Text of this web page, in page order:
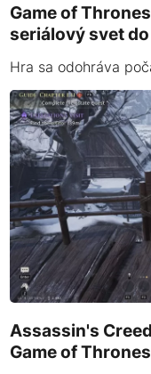
Game of
seriálový svet do
Hra sa odohráva
Assassin's
Game of